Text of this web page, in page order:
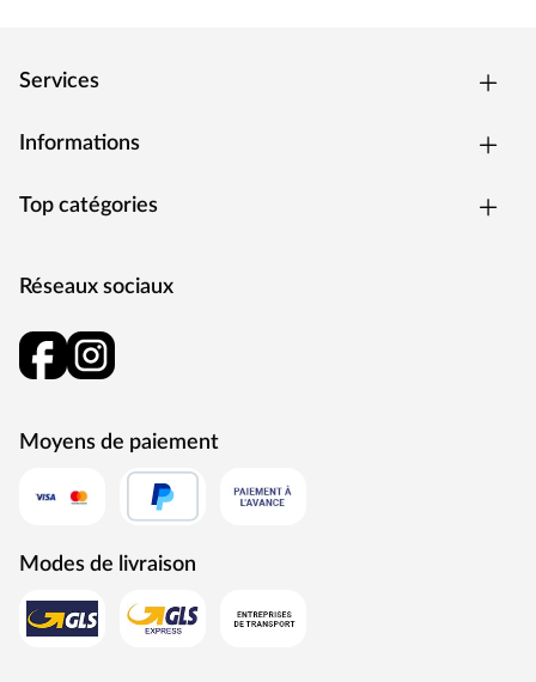
Un raccord pour tuyau d'arrosage est prévu sous le
toboggan « rocli » se compose de trois sections qui
Montage simple et rapide
Grâce aux éléments préassemblés et à une notice de
Services
Informations
Top catégories
Réseaux sociaux
Moyens de paiement
Modes de livraison